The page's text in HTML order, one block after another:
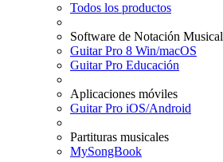
Todos los productos
Software de Notación Musical
Guitar Pro 8 Win/macOS
Guitar Pro Educación
Aplicaciones móviles
Guitar Pro iOS/Android
Partituras musicales
MySongBook